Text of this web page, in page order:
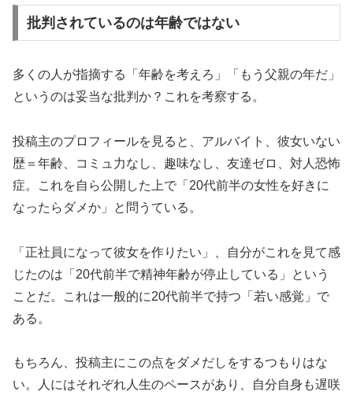
批判されているのは年齢ではない
多くの人が指摘する「年齢を考えろ」「もう父親の年だ」
というのは妥当な批判か？これを考察する。
投稿主のプロフィールを見ると、アルバイト、彼女いない
歴＝年齢、コミュ力なし、趣味なし、友達ゼロ、対人恐怖
症。これを自ら公開した上で「20代前半の女性を好きに
なったらダメか」と問うている。
「正社員になって彼女を作りたい」、自分がこれを見て感
じたのは「20代前半で精神年齢が停止している」という
ことだ。これは一般的に20代前半で持つ「若い感覚」で
ある。
もちろん、投稿主にこの点をダメだしをするつもりはな
い。人にはそれぞれ人生のペースがあり、自分自身も遅咲